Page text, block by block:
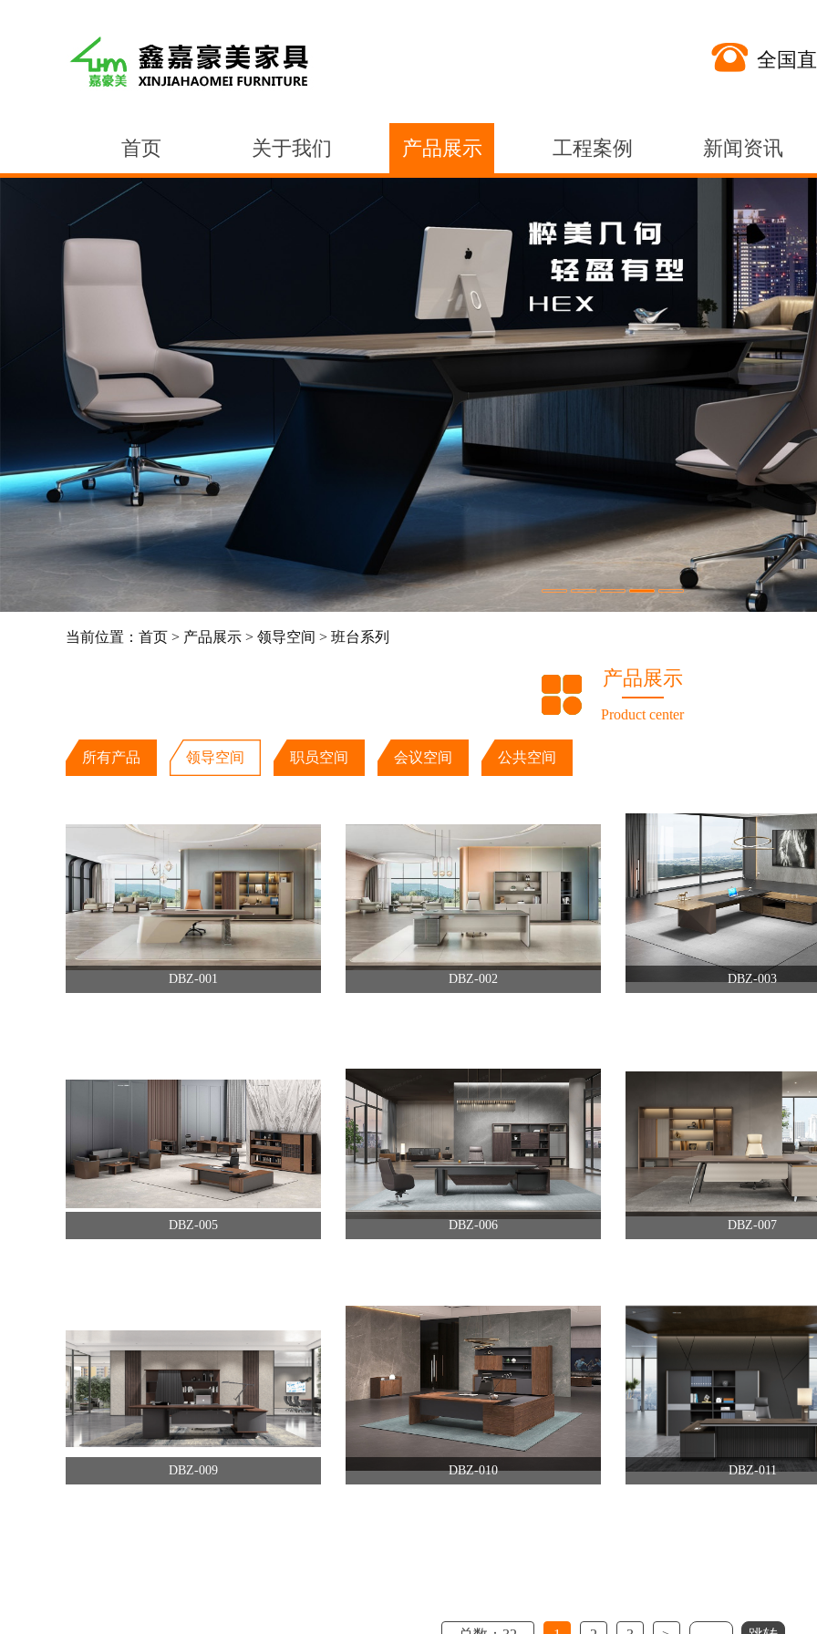
全国
首页 关于我们 产品展示 工程案例 新闻资讯
当前位置： 首页 > 产品展示 > 领导空间 > 班台系列
产品展示
Product center
所有产品 领导空间 职员空间 会议空间 公共空间
DBZ-001 DBZ-002 DBZ-003
DBZ-005 DBZ-006 DBZ-007
DBZ-009 DBZ-010 DBZ-011